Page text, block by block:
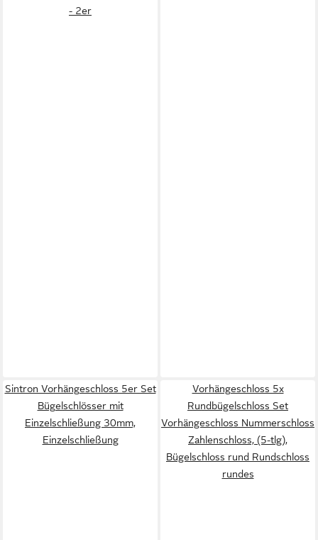
- 2er
Sintron Vorhängeschloss 5er Set
Bügelschlösser mit
Einzelschließung 30mm,
Einzelschließung
Vorhängeschloss 5x
Rundbügelschloss Set
Vorhängeschloss Nummerschloss
Zahlenschloss, (5-tlg),
Bügelschloss rund Rundschloss
rundes